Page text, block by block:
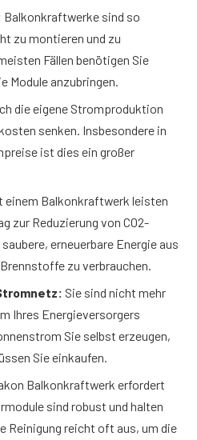
Balkonkraftwerke sind so
zu montieren und zu
Fällen benötigen Sie
Module anzubringen.
die eigene Stromproduktion
senken. Insbesondere in
ist dies ein großer
einem Balkonkraftwerk leisten
zur Reduzierung von CO2-
erneuerbare Energie aus
zu verbrauchen.
Sie sind nicht mehr
Ihres Energieversorgers
Sie selbst erzeugen,
Sie einkaufen.
Balkonkraftwerk erfordert
sind robust und halten
Reinigung reicht oft aus, um die